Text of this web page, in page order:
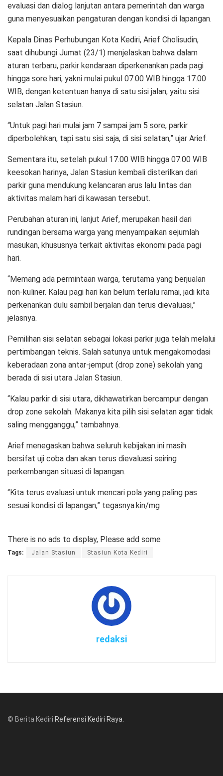
evaluasi dan dialog lanjutan antara pemerintah dan warga
guna menyesuaikan pengaturan dengan kondisi di lapangan.
Kepala Dinas Perhubungan Kota Kediri, Arief Cholisudin,
saat dihubungi Jumat (23/1) menjelaskan bahwa dalam
aturan terbaru, parkir kendaraan diperkenankan pada pagi
hingga sore hari, yakni mulai pukul 07.00 WIB hingga 17.00
WIB, dengan ketentuan hanya di satu sisi jalan, yaitu sisi
selatan Jalan Stasiun.
“Untuk pagi hari mulai jam 7 sampai jam 5 sore, parkir
diperbolehkan, tapi satu sisi saja, di sisi selatan,” ujar Arief.
Sementara itu, setelah pukul 17.00 WIB hingga 07.00 WIB
keesokan harinya, Jalan Stasiun kembali disterilkan dari
parkir guna mendukung kelancaran arus lalu lintas dan
aktivitas malam hari di kawasan tersebut.
Perubahan aturan ini, lanjut Arief, merupakan hasil dari
rundingan bersama warga yang menyampaikan sejumlah
masukan, khususnya terkait aktivitas ekonomi pada pagi
hari.
“Memang ada permintaan warga, terutama yang berjualan
non-kuliner. Kalau pagi hari kan belum terlalu ramai, jadi kita
perkenankan dulu sambil berjalan dan terus dievaluasi,”
jelasnya.
Pemilihan sisi selatan sebagai lokasi parkir juga telah melalui
pertimbangan teknis. Salah satunya untuk mengakomodasi
keberadaan zona antar-jemput (drop zone) sekolah yang
berada di sisi utara Jalan Stasiun.
“Kalau parkir di sisi utara, dikhawatirkan bercampur dengan
drop zone sekolah. Makanya kita pilih sisi selatan agar tidak
saling mengganggu,” tambahnya.
Arief menegaskan bahwa seluruh kebijakan ini masih
bersifat uji coba dan akan terus dievaluasi seiring
perkembangan situasi di lapangan.
“Kita terus evaluasi untuk mencari pola yang paling pas
sesuai kondisi di lapangan,” tegasnya.kin/mg
There is no ads to display, Please add some
Tags: Jalan Stasiun Stasiun Kota Kediri
redaksi
© Berita Kediri Referensi Kediri Raya